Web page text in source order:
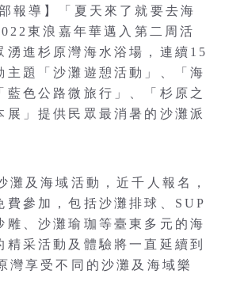
報導】「夏天來了就要去海
東浪嘉年華邁入第二周活
湧進杉原灣海水浴場，連續15
主題「沙灘遊憩活動」、「海
藍色公路微旅行」、「杉原之
展」提供民眾最消暑的沙灘派
灘及海域活動，近千人報名，
費參加，包括沙灘排球、SUP
雕、沙灘瑜珈等臺東多元的海
精采活動及體驗將一直延續到
灣享受不同的沙灘及海域樂